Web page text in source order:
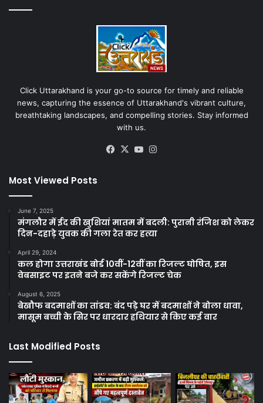
Click Uttarakhand is your go-to source for timely and reliable
news, capturing the essence of Uttarakhand's vibrant culture,
breathtaking landscapes, and compelling stories. Stay informed
with us.
Facebook
X YouTube
Most Viewed Posts
June 7, 2025
मंगलौर में ईद की खुशियां मातम में बदली: पुरानी रंजिश को लेकर
दिन-दहाड़े युवक की गला रेत कर हत्या
April 29, 2024
कल होगा उत्तराखंड बोर्ड 10वीं-12वीं का रिजल्ट घोषित, इस
वेबसाइट पर इतने बजे कर सकेंगे रिजल्ट चेक
August 6, 2025
बेखौफ बदमाशों का तांडव: बंद पड़े घर में बदमाशों ने बोला धावा,
मासूम बच्ची के सिर पर धारदार हथियार से किए कई वार
Last Modified Posts